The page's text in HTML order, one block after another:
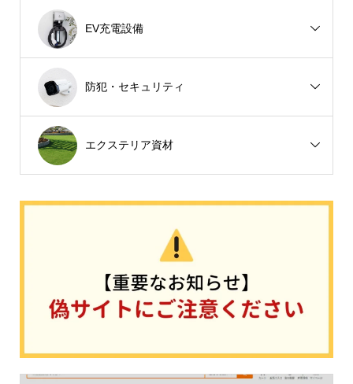
EV充電設備
防犯・セキュリティ
エクステリア資材